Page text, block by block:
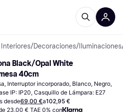
Interiores/Decoraciones/ Iluminaciones
Black/Opal White
40cm
Interruptor incorporado, Blanco, Negro,
IP: IP20, Casquillo de Lámpara: E27
desde69,00 €a102,95 €
23,00 € TAE 0% con